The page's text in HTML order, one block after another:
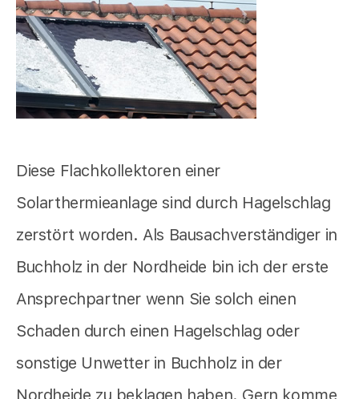
Diese Flachkollektoren einer
Solarthermieanlage sind durch Hagelschlag
zerstört worden. Als Bausachverständiger in
Buchholz in der Nordheide bin ich der erste
Ansprechpartner wenn Sie solch einen
Schaden durch einen Hagelschlag oder
sonstige Unwetter in Buchholz in der
Nordheide zu beklagen haben. Gern komme